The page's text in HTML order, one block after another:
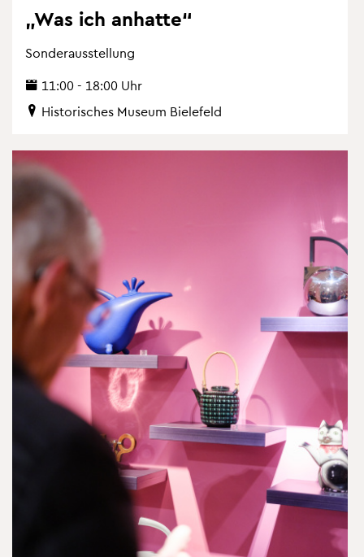
„Was ich an­hat­te“
Son­der­aus­stel­lung
11:00 - 18:00 Uhr
His­to­ri­sches Mu­se­um Bie­le­feld